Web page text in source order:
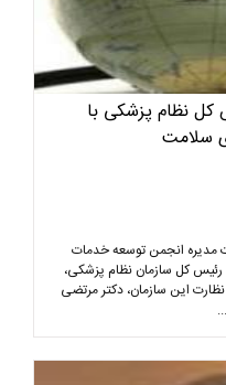
کل نظام پزشکی با
سلامت
مدیره انجمن توسعه خدمات
کل سازمان نظام پزشکی،
این سازمان، دکتر مرتضی